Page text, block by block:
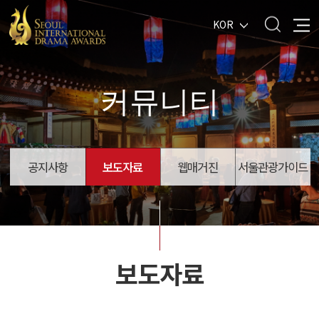
KOR
커뮤니티
공지사항 보도자료 웹매거진 서울관광가이드
보도자료